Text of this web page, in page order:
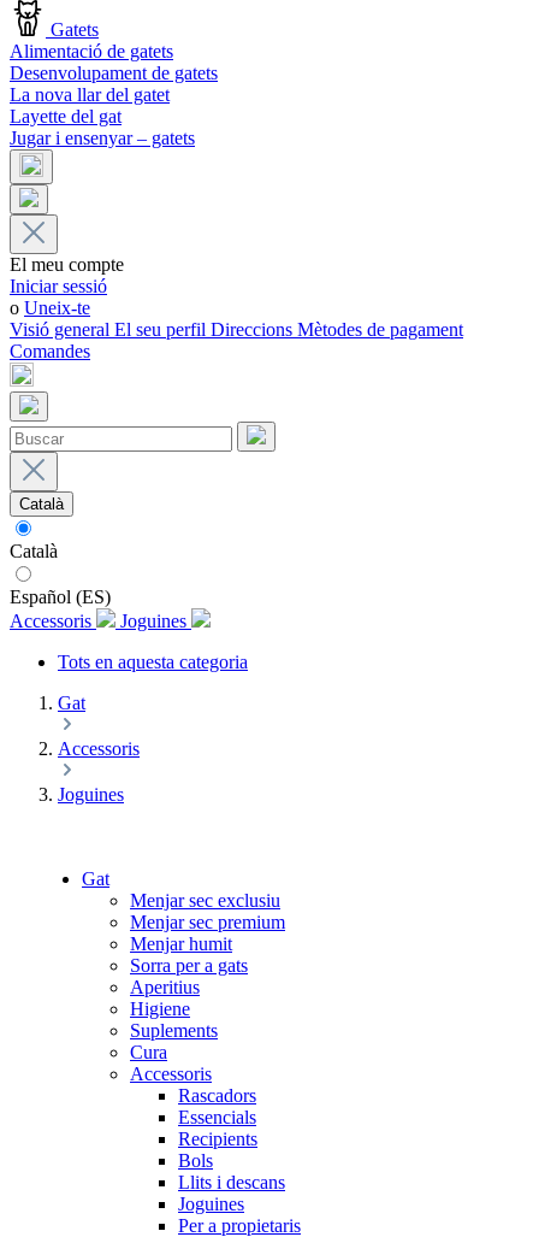
Gatets
Alimentació de gatets
Desenvolupament de gatets
La nova llar del gatet
Layette del gat
Jugar i ensenyar – gatets
El meu compte
Iniciar sessió
o Uneix-te
Visió general El seu perfil Direccions Mètodes de pagament
Comandes
Català
Català
Español (ES)
Accessoris
Joguines
Tots en aquesta categoria
Gat
Accessoris
Joguines
Gat
Menjar sec exclusiu
Menjar sec premium
Menjar humit
Sorra per a gats
Aperitius
Higiene
Suplements
Cura
Accessoris
Rascadors
Essencials
Recipients
Bols
Llits i descans
Joguines
Per a propietaris